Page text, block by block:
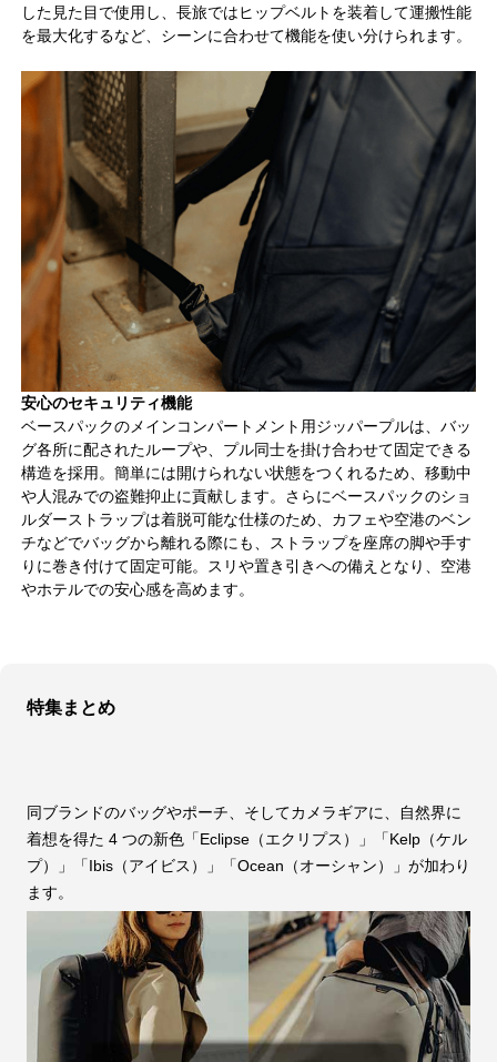
した見た目で使用し、長旅ではヒップベルトを装着して運搬性能
を最大化するなど、シーンに合わせて機能を使い分けられます。
安心のセキュリティ機能
ベースパックのメインコンパートメント用ジッパープルは、バッ
グ各所に配されたループや、プル同士を掛け合わせて固定できる
構造を採用。簡単には開けられない状態をつくれるため、移動中
や人混みでの盗難抑止に貢献します。さらにベースパックのショ
ルダーストラップは着脱可能な仕様のため、カフェや空港のベン
チなどでバッグから離れる際にも、ストラップを座席の脚や手す
りに巻き付けて固定可能。スリや置き引きへの備えとなり、空港
やホテルでの安心感を高めます。
特集まとめ
同ブランドのバッグやポーチ、そしてカメラギアに、自然界に
着想を得た 4 つの新色「Eclipse（エクリプス）」「Kelp（ケル
プ）」「Ibis（アイビス）」「Ocean（オーシャン）」が加わり
ます。